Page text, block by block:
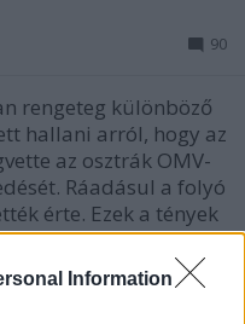
Information
90
rengeteg különböző
hallani arról, hogy az
az osztrák OMV-
Ráadásul a folyó
érte. Ezek a tények